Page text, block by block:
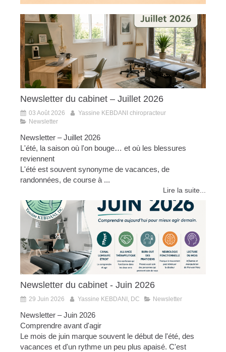
Newsletter du cabinet – Juillet 2026
03 Août 2026
Yassine KEBDANI chiropracteur
Newsletter
Newsletter – Juillet 2026
L'été, la saison où l'on bouge… et où les blessures
reviennent
L'été est souvent synonyme de vacances, de
randonnées, de course à ...
Lire la suite...
Newsletter du cabinet - Juin 2026
29 Juin 2026 Yassine KEBDANI, DC Newsletter
Newsletter – Juin 2026
Comprendre avant d'agir
Le mois de juin marque souvent le début de l'été, des
vacances et d'un rythme un peu plus apaisé. C'est